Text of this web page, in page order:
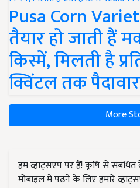
Pusa Corn
तैयार हो जाती हैं
किस्में, मिलती है
क्विंटल तक
More
हम व्हाट्सएप पर हैं! कृषि से
मोबाइल में पढ़ने के लिए हमारे